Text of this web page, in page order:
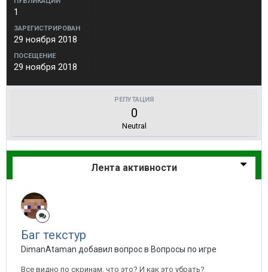
1
ЗАРЕГИСТРИРОВАН
29 ноября 2018
ПОСЕЩЕНИЕ
29 ноября 2018
РЕПУТАЦИЯ
0
Neutral
Лента активности
Баг текстур
DimanAtaman добавил вопрос в Вопросы по игре
Все видно по скринам, что это? И как это убрать?